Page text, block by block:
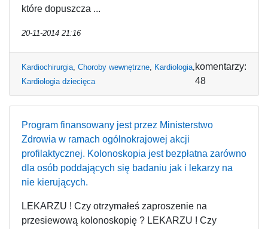
które dopuszcza ...
20-11-2014 21:16
Kardiochirurgia, Choroby wewnętrzne, Kardiologia,
Kardiologia dziecięca
komentarzy:
48
Program finansowany jest przez Ministerstwo
Zdrowia w ramach ogólnokrajowej akcji
profilaktycznej. Kolonoskopia jest bezpłatna zarówno
dla osób poddających się badaniu jak i lekarzy na
nie kierujących.
LEKARZU ! Czy otrzymałeś zaproszenie na
przesiewową kolonoskopię ? LEKARZU ! Czy